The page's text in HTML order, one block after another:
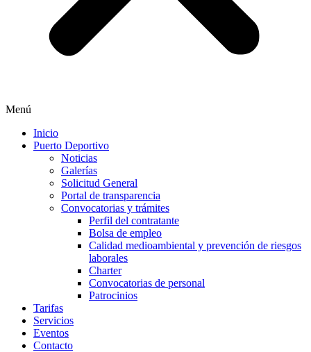
Menú
Inicio
Puerto Deportivo
Noticias
Galerías
Solicitud General
Portal de transparencia
Convocatorias y trámites
Perfil del contratante
Bolsa de empleo
Calidad medioambiental y prevención de riesgos
laborales
Charter
Convocatorias de personal
Patrocinios
Tarifas
Servicios
Eventos
Contacto